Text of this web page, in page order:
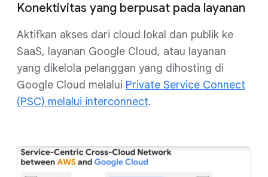
Konektivitas yang berpusat pada layanan
Aktifkan akses dari cloud lokal dan publik ke
SaaS, layanan Google Cloud, atau layanan
yang dikelola pelanggan yang dihosting di
Google Cloud melalui Private Service Connect
(PSC) melalui interconnect.